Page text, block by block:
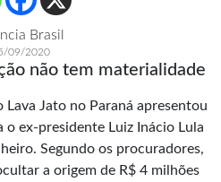
Brasil
09/2020
não tem materialidade
Jato no Paraná apresentou
ex-presidente Luiz Inácio Lula
Segundo os procuradores,
a origem de R$ 4 milhões